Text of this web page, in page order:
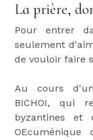
La prière,
Pour entrer
seulement
de vouloir faire
Au cours
BICHOI, qui
byzantines et